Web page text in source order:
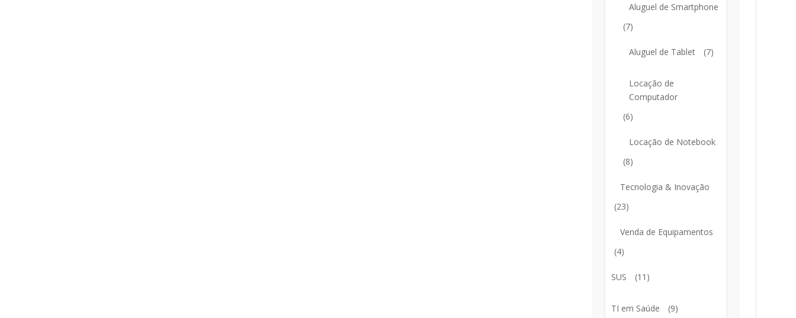
Aluguel de Smartphone
(7)
Aluguel de Tablet (7)
Locação de
Computador
(6)
Locação de Notebook
(8)
Tecnologia & Inovação
(23)
Venda de Equipamentos
(4)
SUS (11)
TI em Saúde (9)